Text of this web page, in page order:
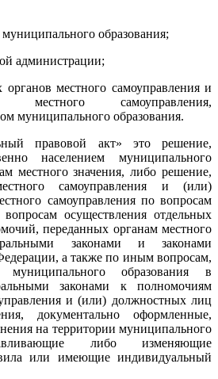
образования;
администрации;
местного самоуправления и
самоуправления,
муниципального образования.
правовой акт» это решение,
населением муниципального
местного значения, либо решение,
самоуправления и (или)
самоуправления по вопросам
осуществления отдельных
переданных органам местного
законами и законами
а также по иным вопросам,
муниципального образования в
законами к полномочиям
и (или) должностных лиц
документально оформленные,
на территории муниципального
либо изменяющие
или имеющие индивидуальный